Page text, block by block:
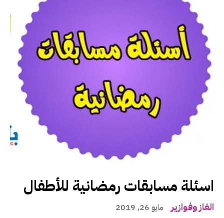
اسئلة مسابقات رمضانية للأطفال
الغاز وفوازير مايو 26, 2019